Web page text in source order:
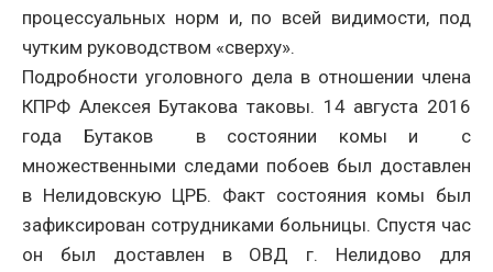
процессуальных норм и, по всей видимости, под
чутким руководством «сверху».
Подробности уголовного дела в отношении члена
КПРФ Алексея Бутакова таковы. 14 августа 2016
года Бутаков в состоянии комы и с
множественными следами побоев был доставлен
в Нелидовскую ЦРБ. Факт состояния комы был
зафиксирован сотрудниками больницы. Спустя час
он был доставлен в ОВД г. Нелидово для